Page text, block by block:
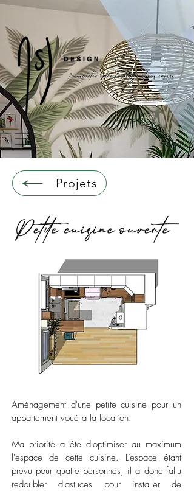
Projets
Aménagement d'une petite cuisine pour un
appartement voué à la location.
Ma priorité a été d'optimiser au maximum
l'espace de cette cuisine. L’espace étant
prévu pour quatre personnes, il a donc fallu
redoubler d'astuces pour installer de